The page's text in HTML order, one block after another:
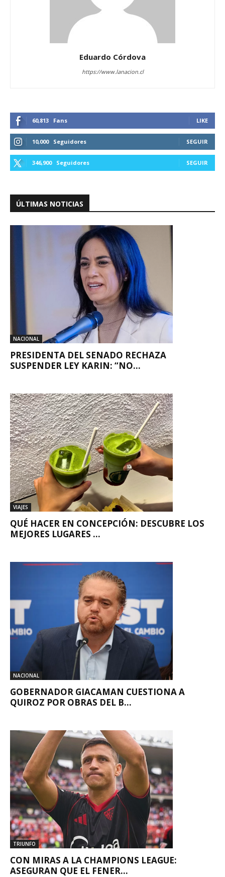
Eduardo Córdova
https://www.lanacion.cl
60,813 Fans LIKE
10,000 Seguidores SEGUIR
346,900 Seguidores SEGUIR
ÚLTIMAS NOTICIAS
NACIONAL
PRESIDENTA DEL SENADO RECHAZA
SUSPENDER LEY KARIN: “NO...
VIAJES
QUÉ HACER EN CONCEPCIÓN: DESCUBRE LOS
MEJORES LUGARES ...
NACIONAL
GOBERNADOR GIACAMAN CUESTIONA A
QUIROZ POR OBRAS DEL B...
TRIUNFO
CON MIRAS A LA CHAMPIONS LEAGUE:
ASEGURAN QUE EL FENER...